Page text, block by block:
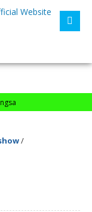
/